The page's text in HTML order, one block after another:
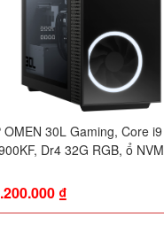
OMEN 30L Gaming, Core i9
Dr4 32G RGB, ổ
₫